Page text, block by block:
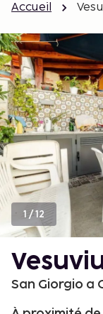
Accueil
1 /12
San Giorgio a